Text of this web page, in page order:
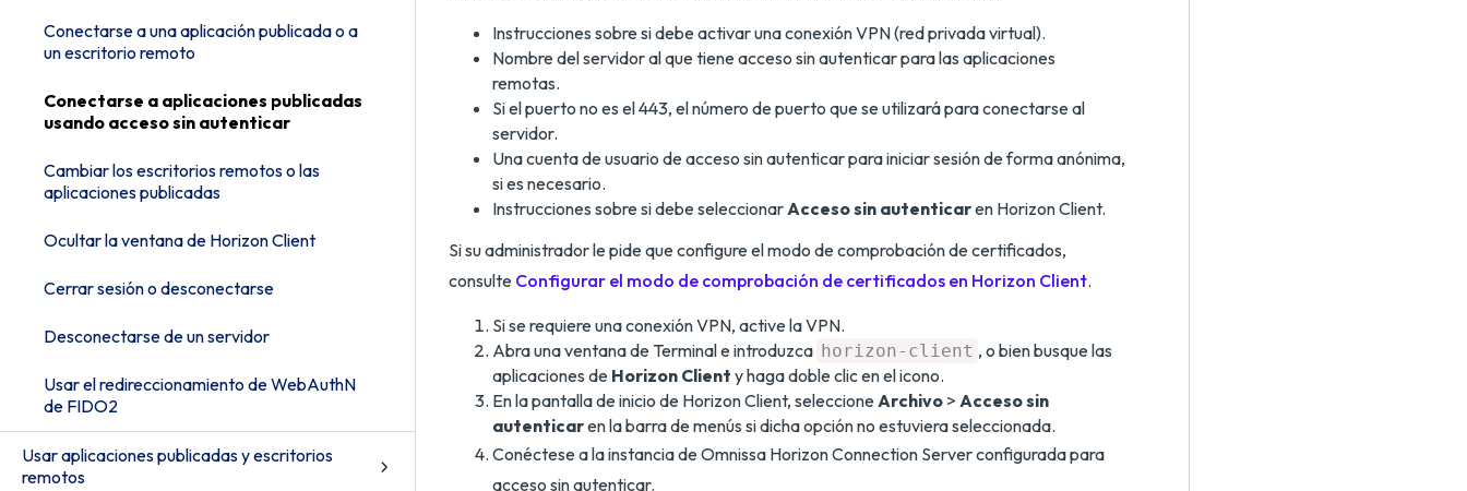
Conectarse a una aplicación publicada o a
un escritorio remoto
Conectarse a aplicaciones publicadas
usando acceso sin autenticar
Cambiar los escritorios remotos o las
aplicaciones publicadas
Ocultar la ventana de Horizon Client
Cerrar sesión o desconectarse
Desconectarse de un servidor
Usar el redireccionamiento de WebAuthN
de FIDO2
Usar aplicaciones publicadas y escritorios
remotos
Instrucciones sobre si debe activar una conexión VPN (red privada virtual).
Nombre del servidor al que tiene acceso sin autenticar para las aplicaciones
remotas.
Si el puerto no es el 443, el número de puerto que se utilizará para conectarse al
servidor.
Una cuenta de usuario de acceso sin autenticar para iniciar sesión de forma anónima,
si es necesario.
Instrucciones sobre si debe seleccionarAcceso sin autenticaren Horizon Client.
Si su administrador le pide que configure el modo de comprobación de certificados,
consulte Configurar el modo de comprobación de certificados en Horizon Client.
Si se requiere una conexión VPN, active la VPN.
Abra una ventana de Terminal e introduzca horizon-client , o bien busque las
aplicaciones de Horizon Client y haga doble clic en el icono.
En la pantalla de inicio de Horizon Client, seleccioneArchivo > Acceso sin
autenticaren la barra de menús si dicha opción no estuviera seleccionada.
Conéctese a la instancia de Omnissa Horizon Connection Server configurada para
acceso sin autenticar.